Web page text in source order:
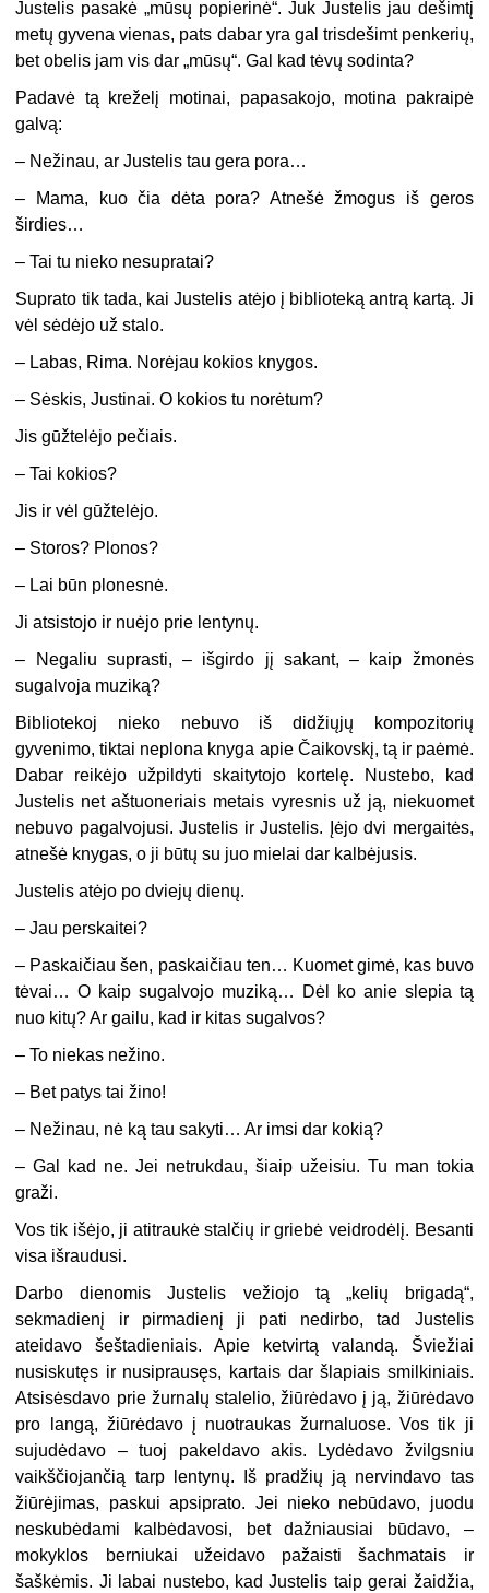
Justelis pasakė „mūsų popierinė“. Juk Justelis jau dešimtį
metų gyvena vienas, pats dabar yra gal trisdešimt penkerių,
bet obelis jam vis dar „mūsų“. Gal kad tėvų sodinta?
Padavė tą kreželį motinai, papasakojo, motina pakraipė
galvą:
– Nežinau, ar Justelis tau gera pora…
–
Mama, kuo čia dėta pora? Atnešė žmogus iš geros
širdies…
–Tai tu nieko nesupratai?
Suprato tik tada, kai Justelis atėjo į biblioteką antrą kartą. Ji
vėl sėdėjo už stalo.
– Labas, Rima. Norėjau kokios knygos.
– Sėskis, Justinai. O kokios tu norėtum?
Jis gūžtelėjo pečiais.
–Tai kokios?
Jis ir vėl gūžtelėjo.
– Storos? Plonos?
– Lai būn plonesnė.
Ji atsistojo ir nuėjo prie lentynų.
–
Negaliu suprasti, – išgirdo jį sakant, – kaip žmonės
sugalvoja muziką?
Bibliotekoj nieko nebuvo iš didžiųjų kompozitorių
gyvenimo, tiktai neplona knyga apie Čaikovskį, tą ir paėmė.
Dabar reikėjo užpildyti skaitytojo kortelę. Nustebo, kad
Justelis net aštuoneriais metais vyresnis už ją, niekuomet
nebuvo pagalvojusi. Justelis ir Justelis. Įėjo dvi mergaitės,
atnešė knygas, o ji būtų su juo mielai dar kalbėjusis.
Justelis atėjo po dviejų dienų.
–Jau perskaitei?
– Paskaičiau šen, paskaičiau ten… Kuomet gimė, kas buvo
tėvai… O kaip sugalvojo muziką… Dėl ko anie slepia tą
nuo kitų? Ar gailu, kad ir kitas sugalvos?
–To niekas nežino.
– Bet patys tai žino!
– Nežinau, nė ką tau sakyti… Ar imsi dar kokią?
–Gal kad ne. Jei netrukdau, šiaip užeisiu. Tu man tokia
graži.
Vos tik išėjo, ji atitraukė stalčių ir griebė veidrodėlį. Besanti
visa išraudusi.
Darbo dienomis Justelis vežiojo tą „kelių brigadą“,
sekmadienį ir pirmadienį ji pati nedirbo, tad Justelis
ateidavo šeštadieniais. Apie ketvirtą valandą. Šviežiai
nusiskutęs ir nusiprausęs, kartais dar šlapiais smilkiniais.
Atsisėsdavo prie žurnalų stalelio, žiūrėdavo į ją, žiūrėdavo
pro langą, žiūrėdavo į nuotraukas žurnaluose. Vos tik ji
sujudėdavo – tuoj pakeldavo akis. Lydėdavo žvilgsniu
vaikščiojančią tarp lentynų. Iš pradžių ją nervindavo tas
žiūrėjimas, paskui apsiprato. Jei nieko nebūdavo, juodu
neskubėdami kalbėdavosi, bet dažniausiai būdavo, –
mokyklos berniukai užeidavo pažaisti šachmatais ir
šaškėmis. Ji labai nustebo, kad Justelis taip gerai žaidžia,